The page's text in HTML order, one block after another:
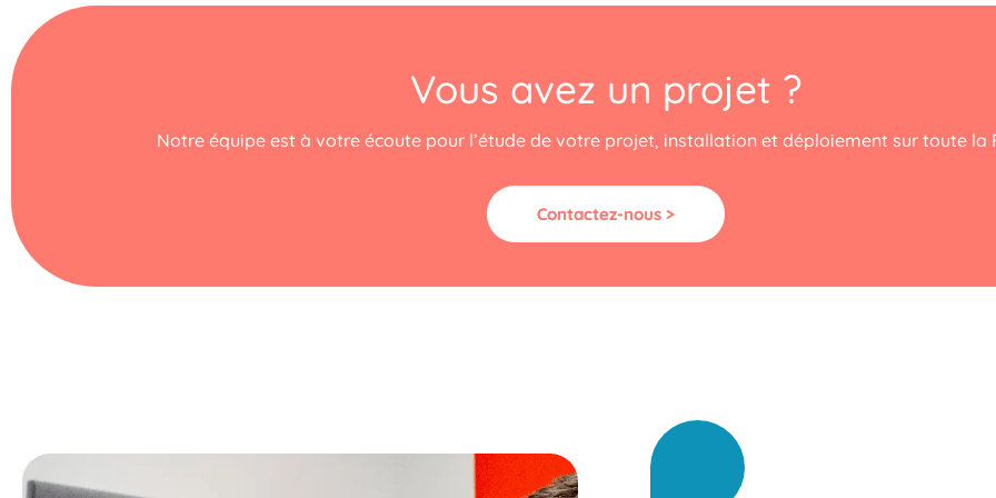
Vous avez un projet ?
Notre équipe est à votre écoute pour l’étude de votre projet, installation et déploiement sur toute la
Contactez-nous >